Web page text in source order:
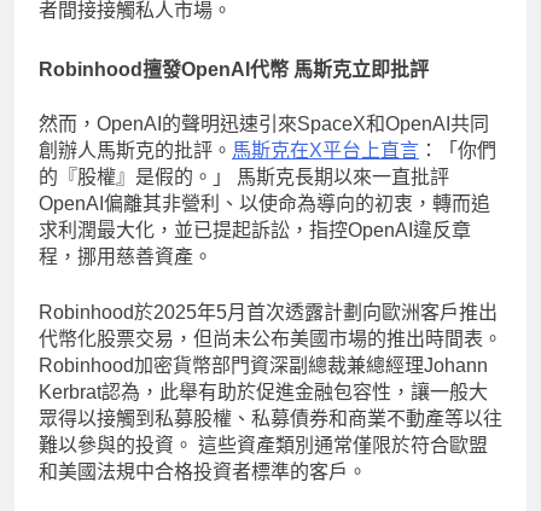
者間接接觸私人市場。
Robinhood擅發OpenAI代幣 馬斯克立即批評
然而，OpenAI的聲明迅速引來SpaceX和OpenAI共同
創辦人馬斯克的批評。 馬斯克在X平台上直言 ：「你們
的『股權』是假的。」 馬斯克長期以來一直批評
OpenAI偏離其非營利、以使命為導向的初衷，轉而追
求利潤最大化，並已提起訴訟，指控OpenAI違反章
程，挪用慈善資產。
Robinhood於2025年5月首次透露計劃向歐洲客戶推出
代幣化股票交易，但尚未公布美國市場的推出時間表。
Robinhood加密貨幣部門資深副總裁兼總經理Johann
Kerbrat認為，此舉有助於促進金融包容性，讓一般大
眾得以接觸到私募股權、私募債券和商業不動產等以往
難以參與的投資。 這些資產類別通常僅限於符合歐盟
和美國法規中合格投資者標準的客戶。